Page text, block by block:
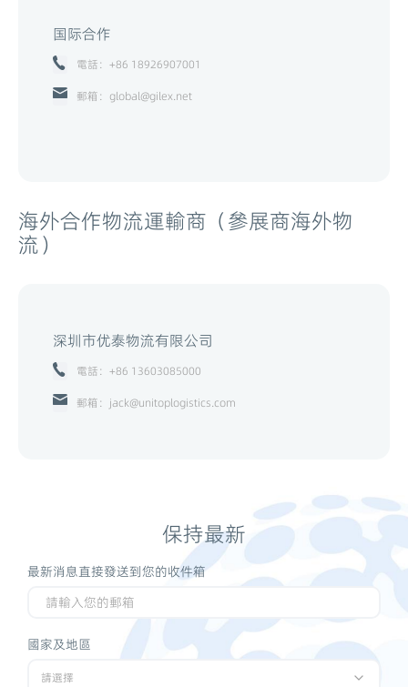
国际合作
電話：+86 18926907001
郵箱：global@gilex.net
海外合作物流運輸商（參展商海外物
流）
深圳市优泰物流有限公司
電話：+86 13603085000
郵箱：jack@unitoplogistics.com
保持最新
最新消息直接發送到您的收件箱
國家及地區
請選擇